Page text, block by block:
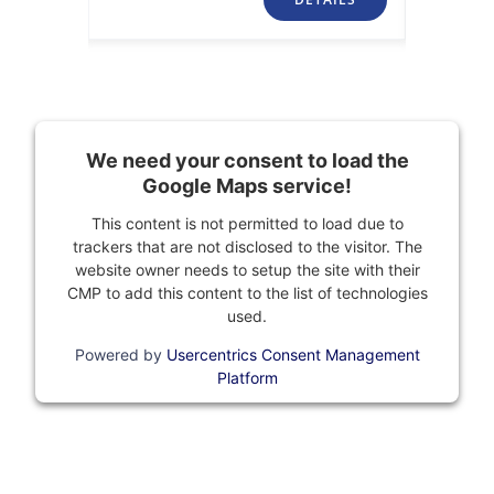
We need your consent to load the
Google Maps service!
This content is not permitted to load due to
trackers that are not disclosed to the visitor. The
website owner needs to setup the site with their
CMP to add this content to the list of technologies
used.
Powered by Usercentrics Consent Management
Platform